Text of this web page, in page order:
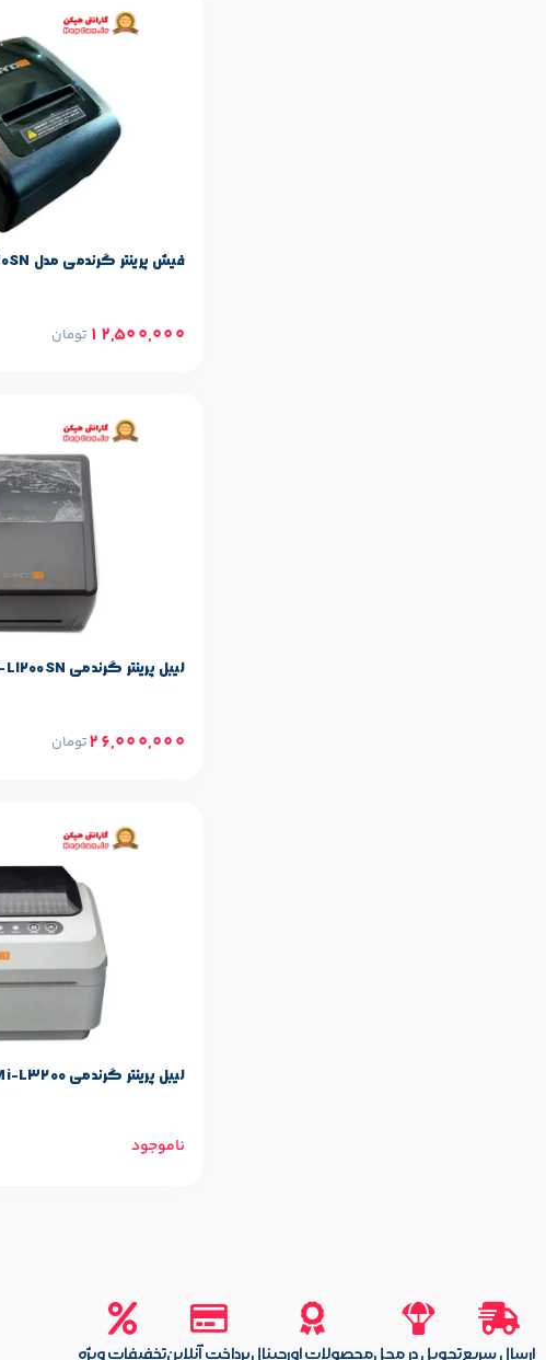
فیش پرینتر گرندمی مدل MI-R230SN
12,500,000 تومان
مشخصات پایه محصول
لیبل پرینتر گرندمی Grandmi Mi-L1200SN
26,000,000تومان
مشخصات پایه محصول
لیبل پرینتر گرندمی Grandmi Mi-L3200
ناموجود
ارسال سریعتحویل در محلمحصولات اورجینالپرداخت آنلاینتخفیفات ویژه